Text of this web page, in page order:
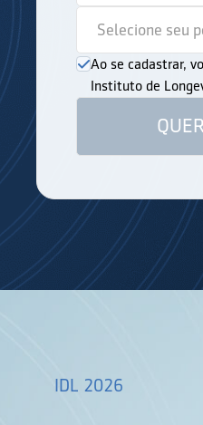
Ao se cadastrar,
Instituto de
IDL 2026